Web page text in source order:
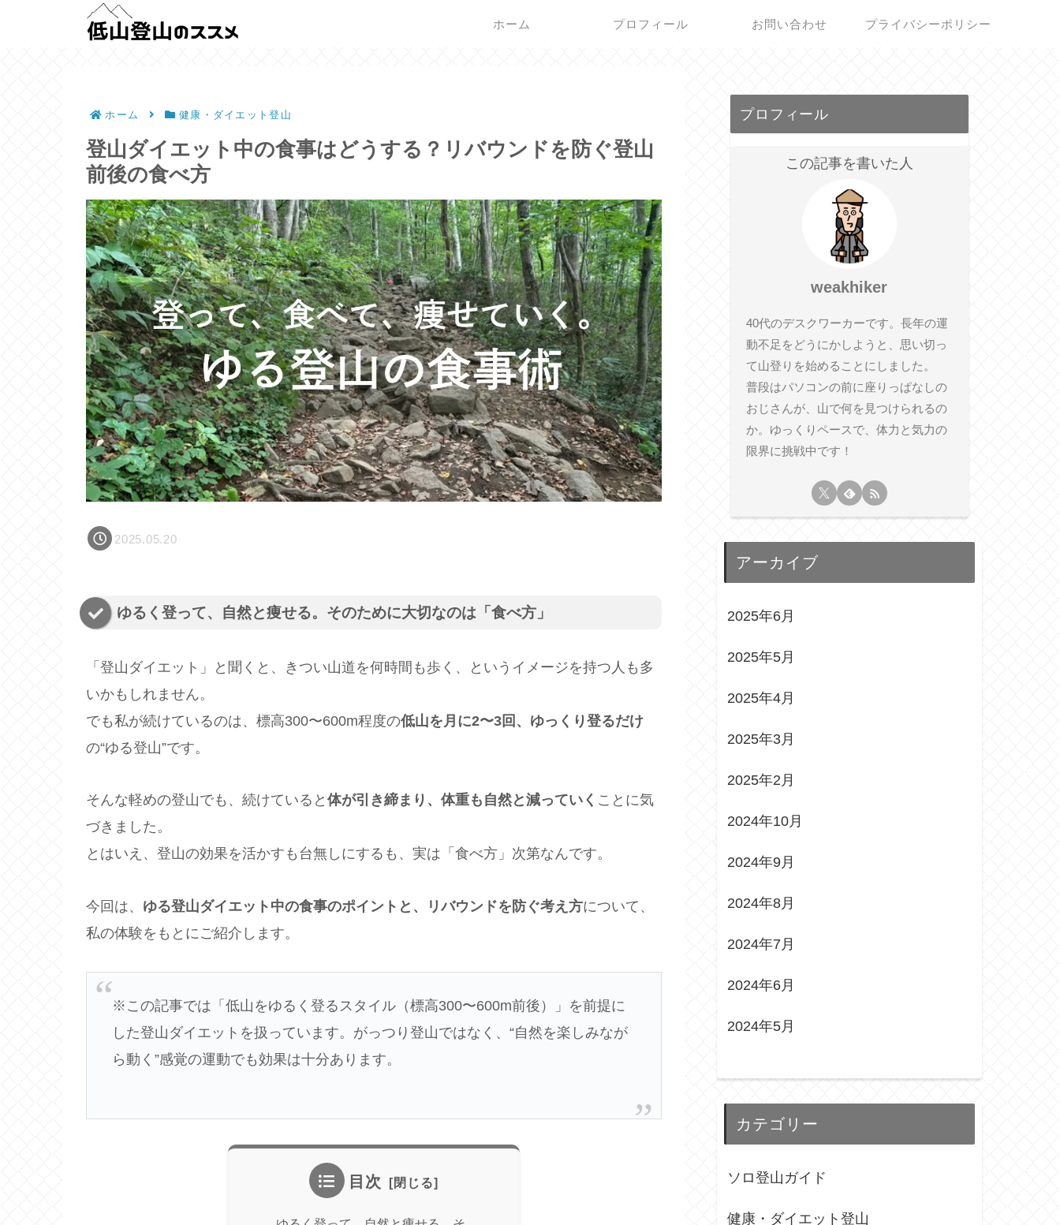
ホーム プロフィール お問い合わせ プライバシーポリシー
ホーム 健康・ダイエット登山
登山ダイエット中の食事はどうする？リバウンドを防ぐ登山
前後の食べ方
2025.05.20
ゆるく登って、自然と痩せる。そのために大切なのは「食べ方」
「登山ダイエット」と聞くと、きつい山道を何時間も歩く、というイメージを持つ人も多
いかもしれません。
でも私が続けているのは、標高300〜600m程度の低山を月に2〜3回、ゆっくり登るだけ
の“ゆる登山”です。
そんな軽めの登山でも、続けていると 体が引き締まり、体重も自然と減っていく ことに気
づきました。
とはいえ、登山の効果を活かすも台無しにするも、実は「食べ方」次第なんです。
今回は、 ゆる登山ダイエット中の食事のポイントと、リバウンドを防ぐ考え方について、
私の体験をもとにご紹介します。
※この記事では「低山をゆるく登るスタイル（標高300〜600m前後）」を前提に
した登山ダイエットを扱っています。がっつり登山ではなく、“自然を楽しみなが
ら動く”感覚の運動でも効果は十分あります。
目次
プロフィール
この記事を書いた人
weakhiker
40代のデスクワーカーです。長年の運
動不足をどうにかしようと、思い切っ
て山登りを始めることにしました。
普段はパソコンの前に座りっぱなしの
おじさんが、山で何を見つけられるの
か。ゆっくりペースで、体力と気力の
限界に挑戦中です！
アーカイブ
2025年6月
2025年5月
2025年4月
2025年3月
2025年2月
2024年10月
2024年9月
2024年8月
2024年7月
2024年6月
2024年5月
カテゴリー
ソロ登山ガイド
健康・ダイエット登山